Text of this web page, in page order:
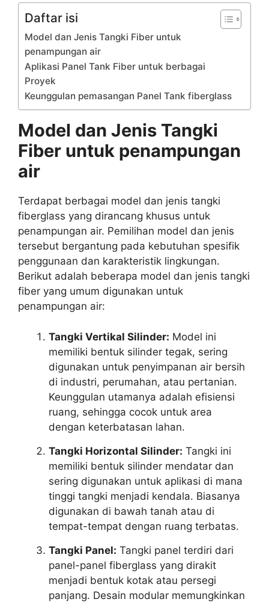
Daftar isi
Model dan Jenis Tangki Fiber untuk
penampungan air
Aplikasi Panel Tank Fiber untuk berbagai
Proyek
Keunggulan pemasangan Panel Tank fiberglass
Model dan Jenis Tangki
Fiber untuk penampungan
air
Terdapat berbagai model dan jenis tangki
fiberglass yang dirancang khusus untuk
penampungan air. Pemilihan model dan jenis
tersebut bergantung pada kebutuhan spesifik
penggunaan dan karakteristik lingkungan.
Berikut adalah beberapa model dan jenis tangki
fiber yang umum digunakan untuk
penampungan air:
Tangki Vertikal Silinder: Model ini
memiliki bentuk silinder tegak, sering
digunakan untuk penyimpanan air bersih
di industri, perumahan, atau pertanian.
Keunggulan utamanya adalah efisiensi
ruang, sehingga cocok untuk area
dengan keterbatasan lahan.
Tangki Horizontal Silinder: Tangki ini
memiliki bentuk silinder mendatar dan
sering digunakan untuk aplikasi di mana
tinggi tangki menjadi kendala. Biasanya
digunakan di bawah tanah atau di
tempat-tempat dengan ruang terbatas.
Tangki Panel: Tangki panel terdiri dari
panel-panel fiberglass yang dirakit
menjadi bentuk kotak atau persegi
panjang. Desain modular memungkinkan